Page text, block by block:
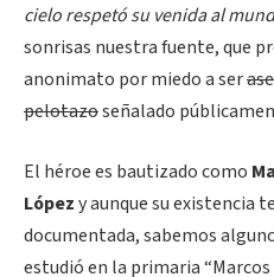
cielo respetó su venida al
sonrisas nuestra fuente, que
anonimato por miedo a ser
pelotazoseñalado
El héroe es bautizado como
Lópezy aunque su existencia
documentada, sabemos
estudió en la primaria “Marcos